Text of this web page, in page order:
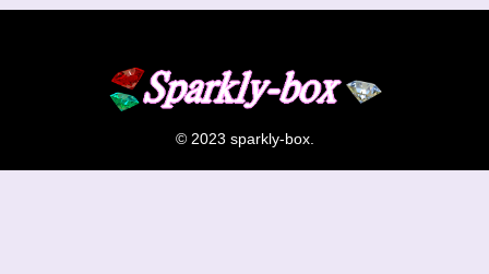
© 2023 sparkly-box.